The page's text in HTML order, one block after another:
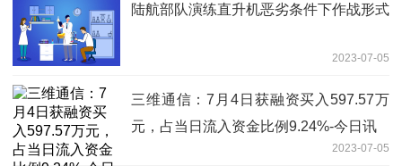
陆航部队演练直升机恶劣条件下作战形式
2023-07-05
三维通信：7月4日获融资买入597.57万
元，占当日流入资金比例9.24%-今日讯
2023-07-05